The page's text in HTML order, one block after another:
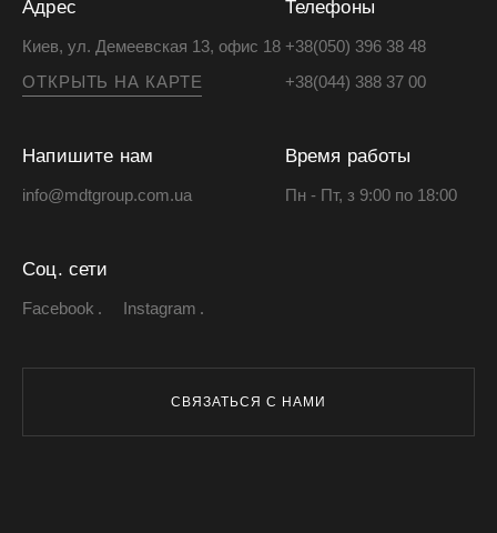
Адрес
Киев, ул. Демеевская 13, офис 18
ОТКРЫТЬ НА КАРТЕ
Телефоны
+38(050) 396 38 48
+38(044) 388 37 00
Напишите нам
info@mdtgroup.com.ua
Время работы
Пн - Пт, з 9:00 по 18:00
Соц. сети
Facebook Instagram
СВЯЗАТЬСЯ С НАМИ